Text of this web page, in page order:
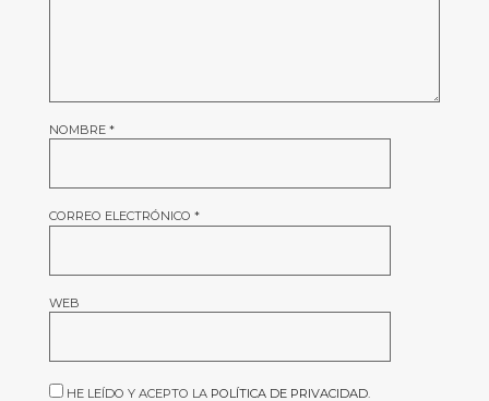
NOMBRE *
CORREO ELECTRÓNICO *
WEB
HE LEÍDO Y ACEPTO LA POLÍTICA DE PRIVACIDAD.